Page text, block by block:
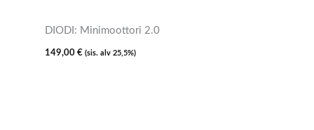
DIODI: Minimoottori 2.0
149,00 € (sis. alv 25,5%)